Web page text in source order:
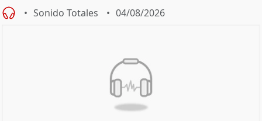
Sonido Totales 04/08/2026